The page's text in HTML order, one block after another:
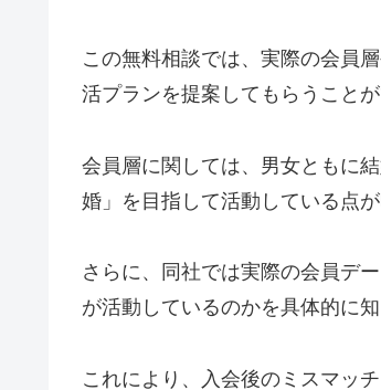
この無料相談では、実際の会員
活プランを提案してもらうことが
会員層に関しては、男女ともに
婚」を目指して活動している点が
さらに、同社では実際の会員デ
が活動しているのかを具体的に
これにより、入会後のミスマッ